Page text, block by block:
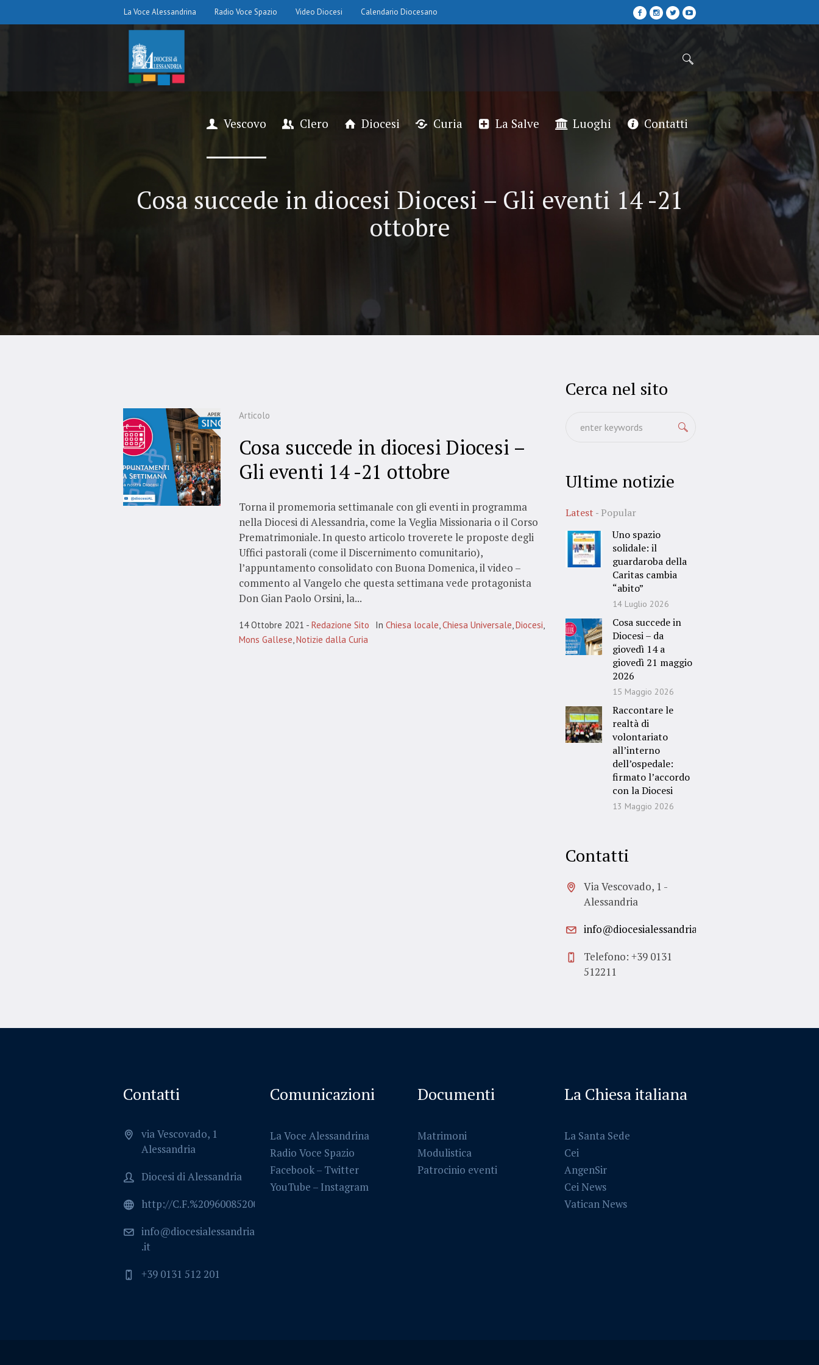
La Voce Alessandrina Radio Voce Spazio Video Diocesi Calendario Diocesano
Vescovo Clero Diocesi Curia La Salve Luoghi Contatti
Cosa succede in diocesi Diocesi – Gli eventi 14 -21
ottobre
Articolo
Cosa succede in diocesi Diocesi –
Gli eventi 14 -21 ottobre
Torna il promemoria settimanale con gli eventi in programma
nella Diocesi di Alessandria, come la Veglia Missionaria o il Corso
Prematrimoniale. In questo articolo troverete le proposte degli
Uffici pastorali (come il Discernimento comunitario),
l’appuntamento consolidato con Buona Domenica, il video –
commento al Vangelo che questa settimana vede protagonista
Don Gian Paolo Orsini, la...
14 Ottobre 2021 Redazione Sito In Chiesa locale,Chiesa Universale,Diocesi,
Mons Gallese,Notizie dalla Curia
Cerca nel sito
Ultime notizie
Latest
Popular
Uno spazio
solidale: il
guardaroba della
Caritas cambia
“abito”
14 Luglio 2026
Cosa succede in
Diocesi – da
giovedì 14 a
giovedì 21 maggio
2026
15 Maggio 2026
Raccontare le
realtà di
volontariato
all’interno
dell’ospedale:
firmato l’accordo
con la Diocesi
13 Maggio 2026
Contatti
Via Vescovado, 1 -
Alessandria
info@diocesialessandria.it
Telefono: +39 0131
512211
Contatti
via Vescovado, 1
Alessandria
Diocesi di Alessandria
http://C.F.%2096008520064
info@diocesialessandria
.it
+39 0131 512 201
Comunicazioni
La Voce Alessandrina
Radio Voce Spazio
Facebook– Twitter
YouTube – Instagram
Documenti
Matrimoni
Modulistica
Patrocinio eventi
La Chiesa italiana
La Santa Sede
Cei
AngenSir
Cei News
Vatican News